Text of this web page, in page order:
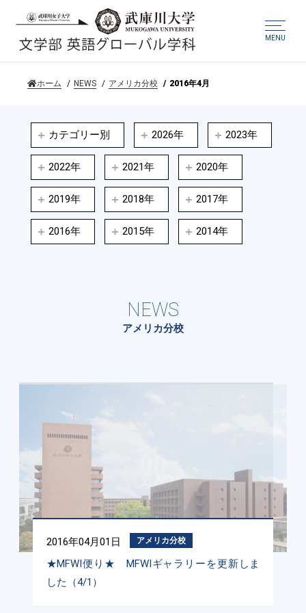
MENU
ホーム NEWS アメリカ分校 2016年4月
カテゴリー別 2026年 2023年
2022年 2021年 2020年
2019年 2018年 2017年
2016年 2015年 2014年
NEWS
アメリカ分校
2016年04月01日 アメリカ分校
★MFWI便り★ MFWIギャラリーを更新しま
した（4/1）